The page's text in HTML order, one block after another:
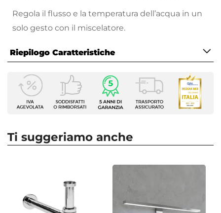
Regola il flusso e la temperatura dell’acqua in un
solo gesto con il miscelatore.
Riepilogo Caratteristiche
Caratteristiche
Tipologia
Miscelatore Lavabo
Serie
Azionamento
Leva monocomando
Ti suggeriamo anche